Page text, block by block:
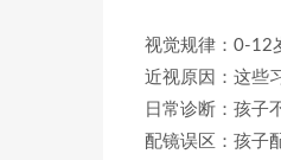
视觉规律：0-12
近视原因：这些
日常诊断：孩子
配镜误区：孩子